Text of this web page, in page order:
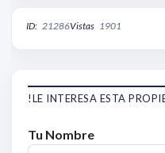
ID: 21286Vistas 1901
!LE INTERESA ESTA
Tu Nombre